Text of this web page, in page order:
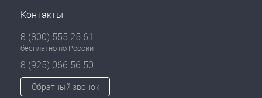
Контакты
8 (800) 555 25 61
бесплатно по России
8 (925) 066 56 50
Обратный звонок